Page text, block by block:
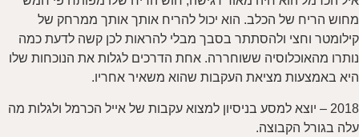
מחוש הריח של הכלב. הוא יכול להריח אותך אותך ממרחק של
קילומטר וחצי ולהסתתר בסבך מבלי להראות לכן קשה לדעת כמה
נותרו מהאוכלוסיה ששוחררה. אחת הדרכים לגלות את הנוכחות שלו
היא באמצעות מציאת העקבות שהוא משאיר אחריו.
2018 – יוצא למסע בניסיון למצוא עקבות של אייל הכרמל ולגלות מה
עלה בגורל הקבוצה.